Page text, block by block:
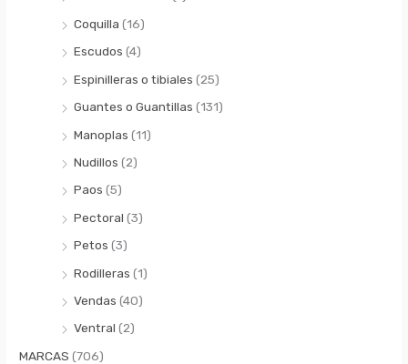
Coquilla (16)
Escudos (4)
Espinilleras o tibiales (25)
Guantes o Guantillas (131)
Manoplas (11)
Nudillos (2)
Paos (5)
Pectoral (3)
Petos (3)
Rodilleras (1)
Vendas (40)
Ventral (2)
MARCAS (706)